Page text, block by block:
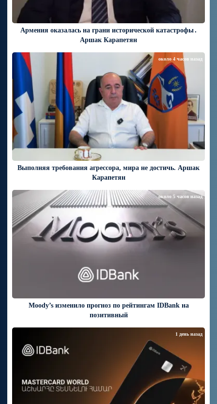
Армения оказалась на грани исторической катастрофы․
Аршак Карапетян
Выполняя требования агрессора, мира не достичь. Аршак
Карапетян
около 4 часов назад
Moody’s изменило прогноз по рейтингам IDBank на
позитивный
около 5 часов назад
1 день назад